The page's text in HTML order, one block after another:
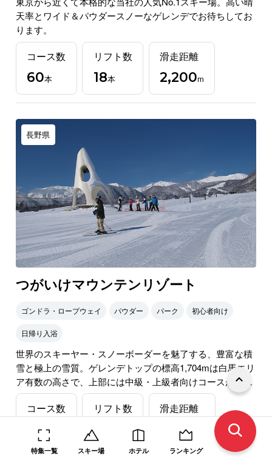
天率とワイド＆パウダースノーなゲレンデでお待ちしてお
ります。
コース数
60本
リフト数
18本
滑走距離
2,200m
長野県
つがいけマウンテンリゾート
ゴンドラ・ロープウェイ パウダー パーク 初心者向け
日帰り入浴
世界のスキーヤー・スノーボーダーを魅了する、豊富な積
雪と極上の雪質。ゲレンデトップの標高1,704mは白馬エリ
ア有数の高さで、上部には中級・上級者向けコースが充
実。下部の幅1,200mを超える「鐘の鳴る丘ゲレンデ」は、
初心者も安心して滑走を楽しめます。
コース数
11本
リフト数
13
滑走距離
5,000
特集一覧 スキー場 ホテル ランキング